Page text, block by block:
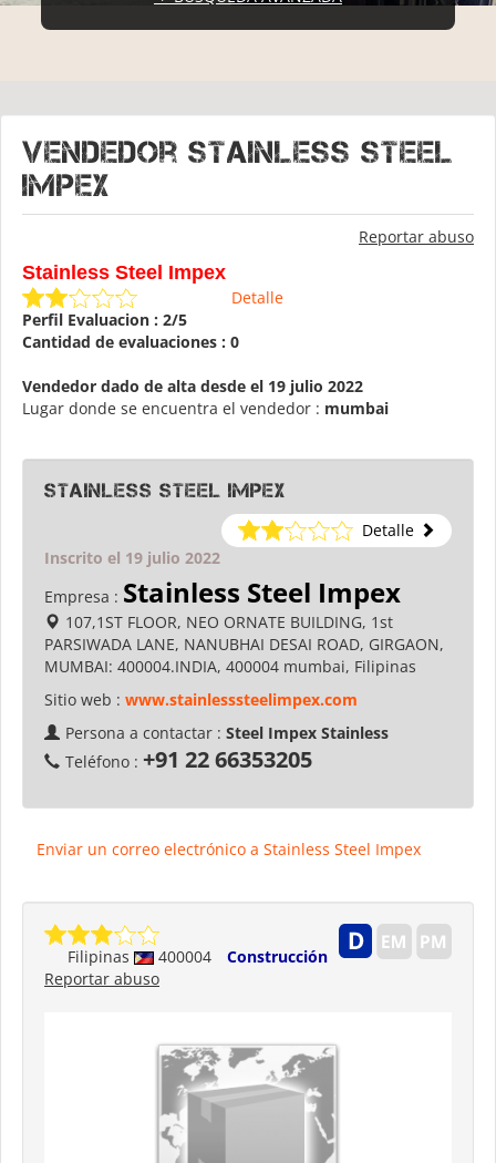
Vendedor Stainless Steel
Impex
Reportar abuso
Stainless Steel Impex
Detalle
Perfil Evaluacion : 2/5
Cantidad de evaluaciones : 0
Vendedor dado de alta desde el 19 julio 2022
Lugar donde se encuentra el vendedor : mumbai
Stainless Steel Impex
Detalle
Inscrito el 19 julio 2022
Empresa : Stainless Steel Impex
107,1ST FLOOR, NEO ORNATE BUILDING, 1st
PARSIWADA LANE, NANUBHAI DESAI ROAD, GIRGAON,
MUMBAI: 400004.INDIA, 400004 mumbai, Filipinas
Sitio web : www.stainlesssteelimpex.com
Persona a contactar : Steel Impex Stainless
Teléfono : +91 22 66353205
Enviar un correo electrónico a Stainless Steel Impex
Filipinas 400004
Construcción
Reportar abuso